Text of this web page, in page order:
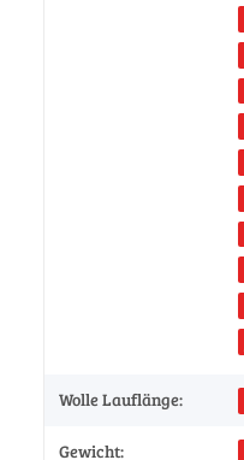
Wolle Lauflänge:
Gewicht: